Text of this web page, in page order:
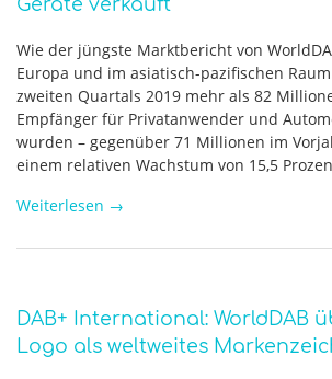
Geräte verkauft
Wie der jüngste Marktbericht von
Europa und im asiatisch-pazifischen
zweiten Quartals 2019 mehr als 82
Empfänger für Privatanwender und
wurden – gegenüber 71 Millionen im
einem relativen Wachstum von 15,5
Weiterlesen →
DAB+ International: WorldDAB
Logo als weltweites